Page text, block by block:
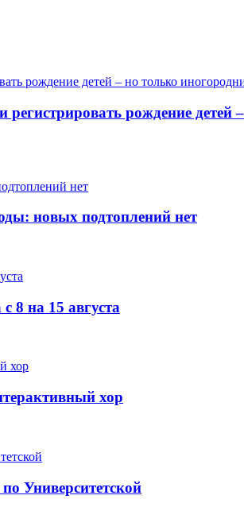
рождение
новых подтоплений нет
8 на 15 августа
хор
Университетской